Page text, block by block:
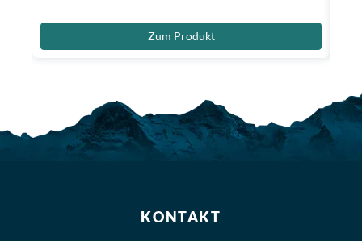
Zum Produkt
KONTAKT